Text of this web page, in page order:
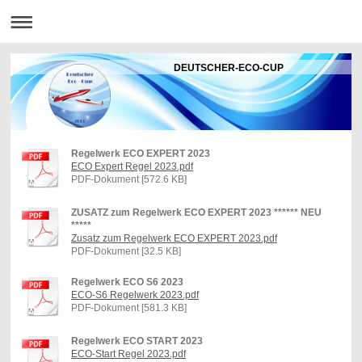
DEUTSCHER-ECO-CUP
Regelwerk ECO EXPERT 2023
ECO Expert Regel 2023.pdf
PDF-Dokument [572.6 KB]
ZUSATZ zum Regelwerk ECO EXPERT 2023 ****** NEU
*****
Zusatz zum Regelwerk ECO EXPERT 2023.pdf
PDF-Dokument [32.5 KB]
Regelwerk ECO S6 2023
ECO-S6 Regelwerk 2023.pdf
PDF-Dokument [581.3 KB]
Regelwerk ECO START 2023
ECO-Start Regel 2023.pdf